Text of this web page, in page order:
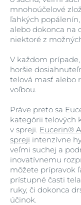
mnohoúčelové
ľahkých
alebo dokonca na
niektoré z
V každom
horšie
telová masť alebo
voľbou.
Práve preto sa
kategórii telových
v spreji. Eucerin®
spreji intenzívne
veľmi suchej a
inovatívnemu
môžete prípravok
prístupné časti
ruky, či dokonca
účinok.